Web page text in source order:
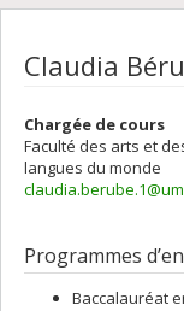
Claudia
Chargée de cours
Faculté des arts et
langues du monde
Programmes
Baccalauréat